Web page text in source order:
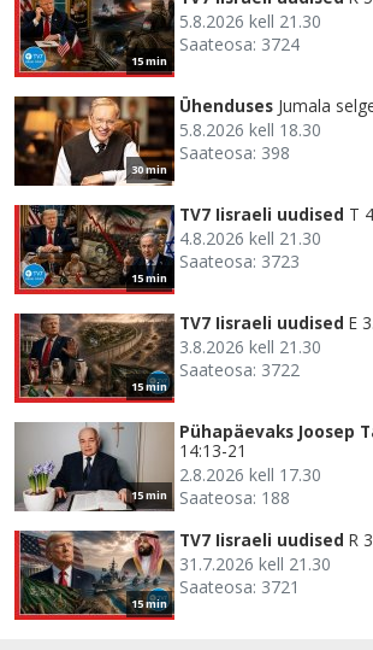
15 min
5.8.2026 kell 21.30
Saateosa: 3724
30 min
Ühenduses Jumala
5.8.2026 kell 18.30
Saateosa: 398
15 min
TV7 Iisraeli uudised T
4.8.2026 kell 21.30
Saateosa: 3723
15 min
TV7 Iisraeli uudised E
3.8.2026 kell 21.30
Saateosa: 3722
15 min
Pühapäevaks Joosep
14:13-21
2.8.2026 kell 17.30
Saateosa: 188
15 min
TV7 Iisraeli uudised R
31.7.2026 kell 21.30
Saateosa: 3721